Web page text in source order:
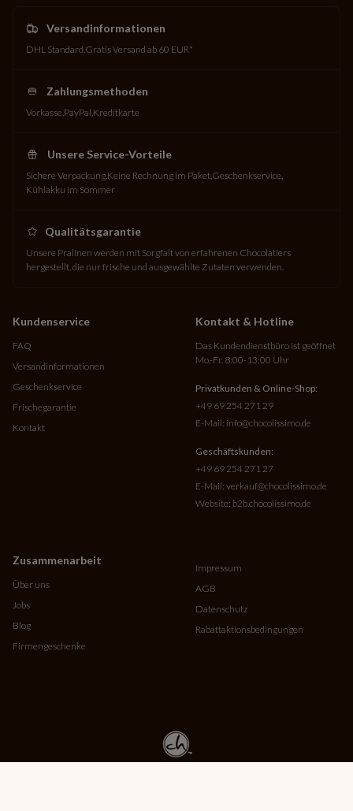
Versandinformationen
DHL Standard Gratis Versand ab 60 EUR*
Zahlungsmethoden
Vorkasse PayPal Kreditkarte
Unsere Service-Vorteile
Sichere Verpackung Keine Rechnung im Paket Geschenkservice
Kühlakku im Sommer
Qualitätsgarantie
Unsere Pralinen werden mit Sorgfalt von erfahrenen Chocolatiers
hergestellt, die nur frische und ausgewählte Zutaten verwenden.
Kundenservice
FAQ
Versandinformationen
Geschenkservice
Frischegarantie
Kontakt
Zusammenarbeit
Über uns
Jobs
Blog
Firmengeschenke
Kontakt & Hotline
Das Kundendienstbüro ist geöffnet
Mo.-Fr. 8:00-13:00 Uhr
Privatkunden & Online-Shop:
+49 69 254 271 29
E-Mail: info@chocolissimo.de
Geschäftskunden:
+49 69 254 271 27
E-Mail: verkauf@chocolissimo.de
Website: b2b.chocolissimo.de
Impressum
AGB
Datenschutz
Rabattaktionsbedingungen